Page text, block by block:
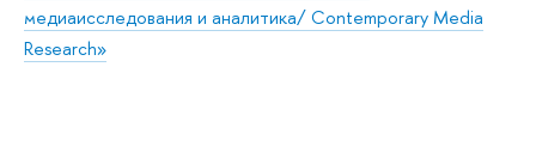
медиаисследования и аналитика/ Contemporary Media
Research»